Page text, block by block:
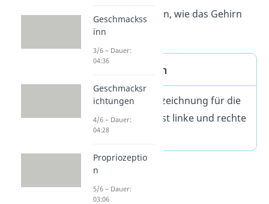
einmal genauer an, wie das Gehirn
funktioniert
Gehirnhälften
Eine andere Bezeichnung für die
Gehirnhälften ist linke und rechte
„Hemisphäre“
Geschmackss
inn
3/6 – Dauer:
04:36
Geschmacksr
ichtungen
4/6 – Dauer:
04:28
Propriozeptio
n
5/6 – Dauer:
03:06